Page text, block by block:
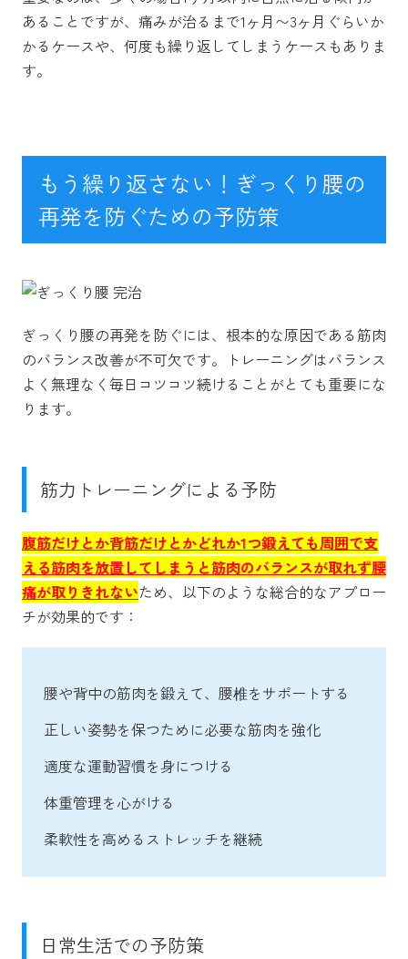
あることですが、痛みが治るまで1ヶ月〜3ヶ月ぐらいか
かるケースや、何度も繰り返してしまうケースもありま
す。
もう繰り返さない！ぎっくり腰の
再発を防ぐための予防策
ぎっくり腰の再発を防ぐには、根本的な原因である筋肉
のバランス改善が不可欠です。トレーニングはバランス
よく無理なく毎日コツコツ続けることがとても重要にな
ります。
筋力トレーニングによる予防
腹筋だけとか背筋だけとかどれか1つ鍛えても周囲で支
える筋肉を放置してしまうと筋肉のバランスが取れず腰
痛が取りきれないため、以下のような総合的なアプロー
チが効果的です：
腰や背中の筋肉を鍛えて、腰椎をサポートする
正しい姿勢を保つために必要な筋肉を強化
適度な運動習慣を身につける
体重管理を心がける
柔軟性を高めるストレッチを継続
日常生活での予防策